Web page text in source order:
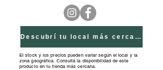
Descubrí tu local más cercano
El stock y los precios pueden variar según el local y la
zona geográfica. Consultá la disponibilidad de este
producto en tu tienda más cercana.